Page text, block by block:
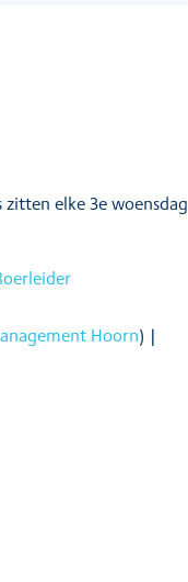
elke 3e woensdag
Hoorn) |